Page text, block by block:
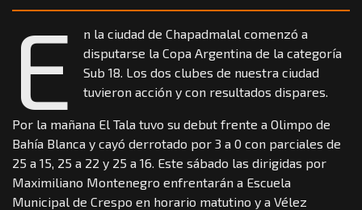
E
n la ciudad de Chapadmalal comenzó a
disputarse la Copa Argentina de la categoría
Sub 18. Los dos clubes de nuestra ciudad
tuvieron acción y con resultados dispares.
Por la mañana El Tala tuvo su debut frente a Olimpo de
Bahía Blanca y cayó derrotado por 3 a 0 con parciales de
25 a 15, 25 a 22 y 25 a 16. Este sábado las dirigidas por
Maximiliano Montenegro enfrentarán a Escuela
Municipal de Crespo en horario matutino y a Vélez